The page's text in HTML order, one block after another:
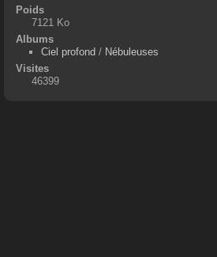
Poids
7121 Ko
Albums
Ciel profond / Nébuleuses
Visites
46399